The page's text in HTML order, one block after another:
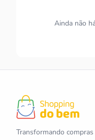
Ainda não
Transformando